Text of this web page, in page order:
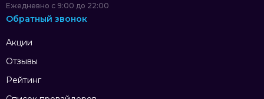
Акции
Отзывы
Рейтинг
Ежедневно с 9:00 до 22:00
Обратный звонок